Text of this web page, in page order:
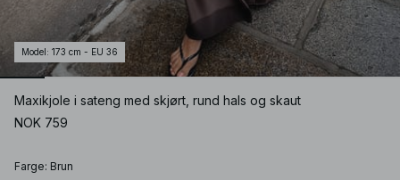
Model : 173 cm - EU 36
Maxikjole i sateng med skjørt, rund hals og skaut
NOK 759
Farge: Brun